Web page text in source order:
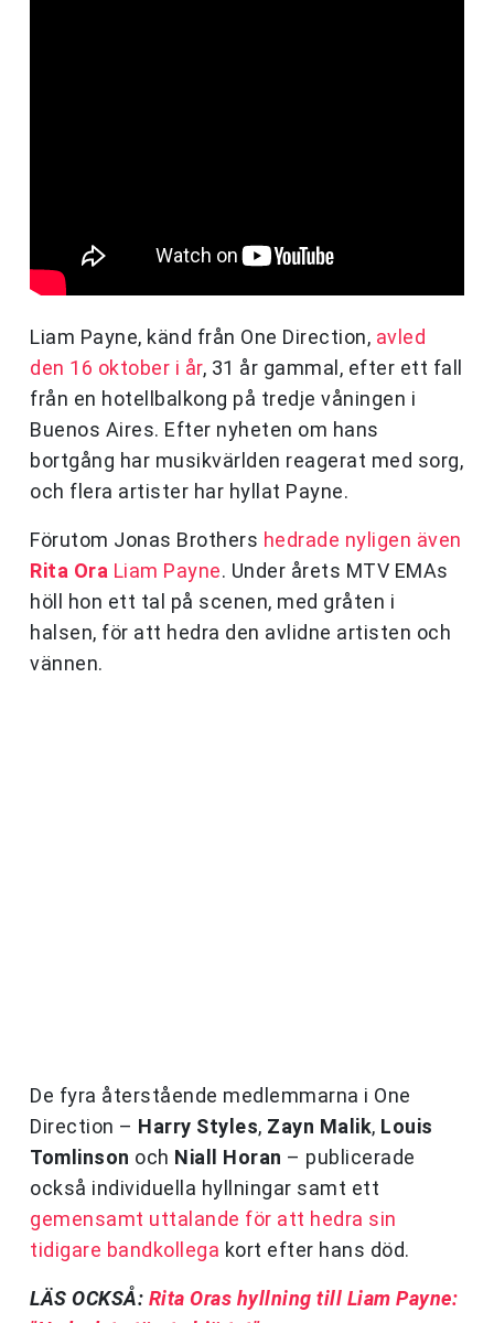
Liam Payne, känd från One Direction, avled
den 16 oktober i år, 31 år gammal, efter ett fall
från en hotellbalkong på tredje våningen i
Buenos Aires. Efter nyheten om hans
bortgång har musikvärlden reagerat med sorg,
och flera artister har hyllat Payne.
Förutom Jonas Brothers hedrade nyligen även
Rita Ora Liam Payne. Under årets MTV EMAs
höll hon ett tal på scenen, med gråten i
halsen, för att hedra den avlidne artisten och
vännen.
De fyra återstående medlemmarna i One
Direction – Harry Styles, Zayn Malik, Louis
Tomlinson och Niall Horan – publicerade
också individuella hyllningar samt ett
gemensamt uttalande för att hedra sin
tidigare bandkollega kort efter hans död.
LÄS OCKSÅ: Rita Oras hyllning till Liam Payne: